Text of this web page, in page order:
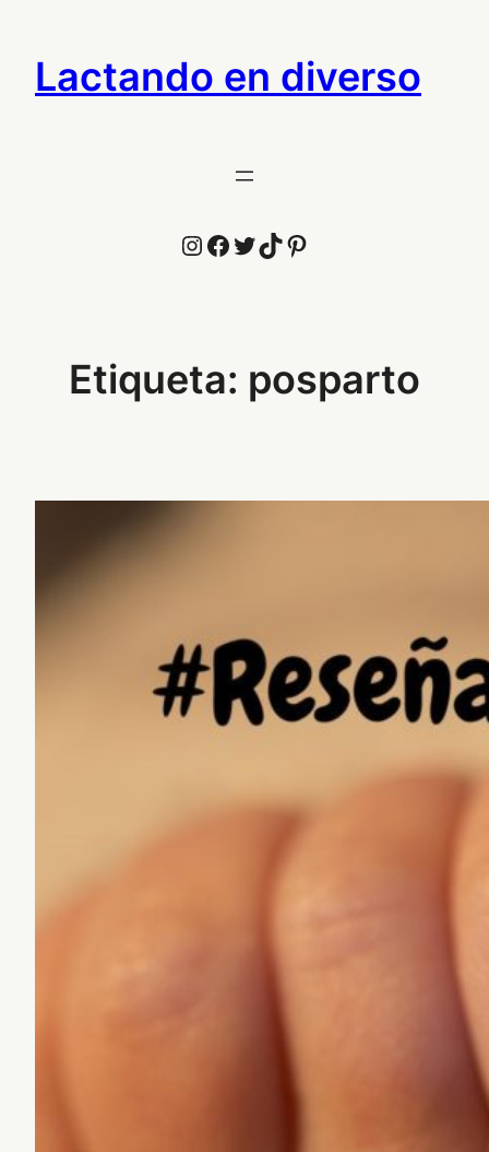
contenido
Lactando en diverso
Instagram
Facebook
Twitter
TikTok
Pinterest
Etiqueta: posparto